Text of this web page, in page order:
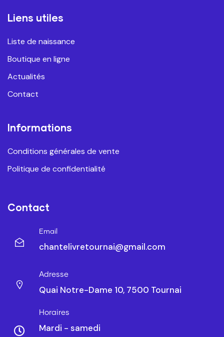
Liens utiles
Liste de naissance
Boutique en ligne
Actualités
Contact
Informations
Conditions générales de vente
Politique de confidentialité
Contact
Email
chantelivretournai@gmail.com
Adresse
Quai Notre-Dame 10, 7500 Tournai
Horaires
Mardi - samedi